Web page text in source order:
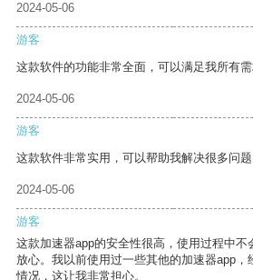
2024-05-06
游客
这款软件的功能非常全面，可以满足我所有需
2024-05-06
游客
这款软件非常实用，可以帮助我解决很多问题
2024-05-06
游客
这款加速器app的安全性很高，使用过程中不
放心。我以前使用过一些其他的加速器app，
情况，这让我非常担心。